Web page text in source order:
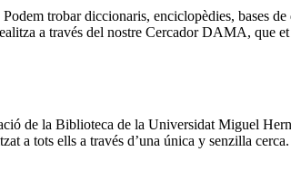
trobar diccionaris, enciclopèdies, bases
a través del nostre Cercador DAMA, que
de la Biblioteca de la Universidat Miguel
a tots ells a través d’una única y senzilla